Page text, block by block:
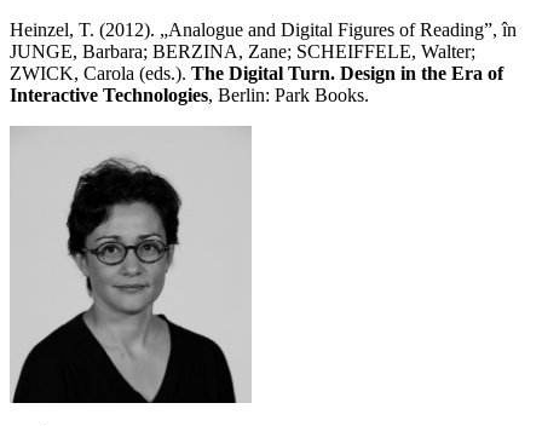
Heinzel, T. (2012). „Analogue and Digital Figures of Reading”, în
JUNGE, Barbara; BERZINA, Zane; SCHEIFFELE, Walter;
ZWICK, Carola (eds.). The Digital Turn. Design in the Era of
Interactive Technologies, Berlin: Park Books.